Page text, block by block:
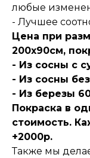
любые
- Лучшее
Цена при
200х90см,
- Из сосны с
- Из сосны
- Из березы
Покраска в
стоимость.
+2000р.
Также мы